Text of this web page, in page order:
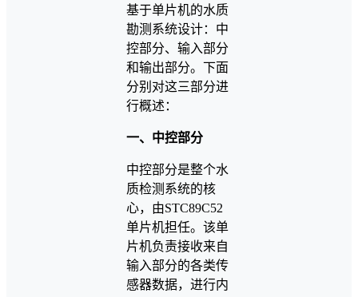
基于单片机的水质
勘测系统设计：中
控部分、输入部分
和输出部分。下面
分别对这三部分进
行概述：
一、中控部分
中控部分是整个水
质检测系统的核
心，由STC89C52
单片机担任。该单
片机负责接收来自
输入部分的各类传
感器数据，进行内